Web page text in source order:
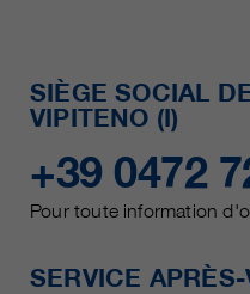
SIÈGE SOCIAL
VIPITENO (I)
+39 0472
Pour toute information
SERVICE